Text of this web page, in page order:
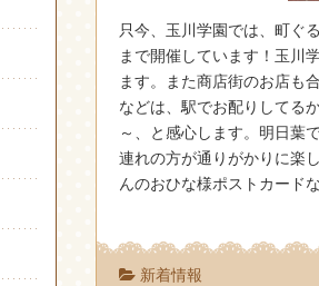
只今、玉川学園では、町ぐ
まで開催しています！玉川
ます。また商店街のお店も
などは、駅でお配りしてる
～、と感心します。明日葉
連れの方が通りがかりに楽
んのおひな様ポストカード
新着情報